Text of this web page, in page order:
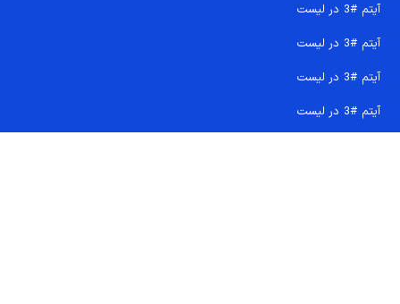
آیتم #3 در لیست
آیتم #3 در لیست
آیتم #3 در لیست
آیتم #3 در لیست